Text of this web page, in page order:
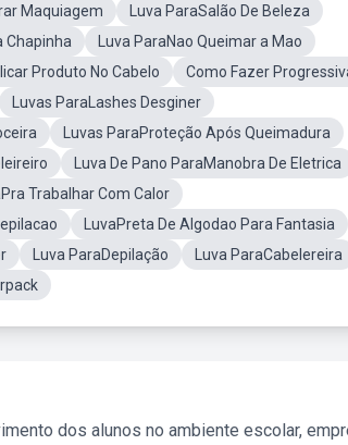
Maquiagem
Luva ParaSalão De Beleza
Chapinha
Luva ParaNao Queimar a Mao
Produto No Cabelo
Como Fazer
Luvas ParaLashes Desginer
Luvas ParaProteção Após Queimadura
Luva De Pano ParaManobra De Eletrica
Trabalhar Com Calor
LuvaPreta De Algodao Para Fantasia
Luva ParaDepilação
Luva ParaCabelereira
dos alunos no ambiente escolar,